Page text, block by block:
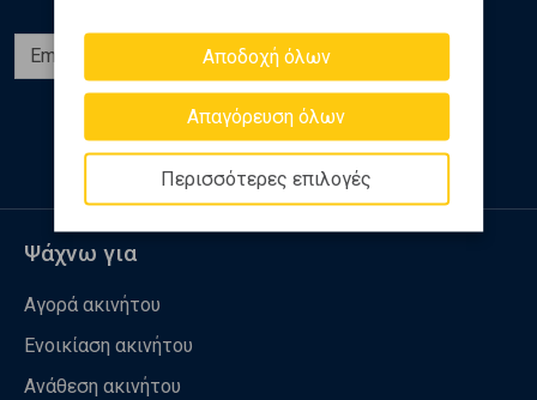
Αποδοχή όλων
Απαγόρευση όλων
Περισσότερες επιλογές
Εγγραφή
Ακολουθήστε μας
Ψάχνω για
Αγορά ακινήτου
Ενοικίαση ακινήτου
Ανάθεση ακινήτου